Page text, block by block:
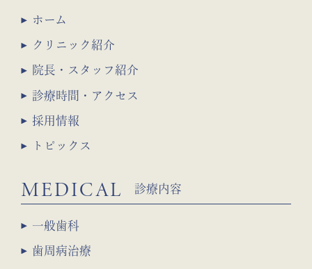
ホーム
クリニック紹介
院長・スタッフ紹介
診療時間・アクセス
採用情報
トピックス
MEDICAL 診療内容
一般歯科
歯周病治療